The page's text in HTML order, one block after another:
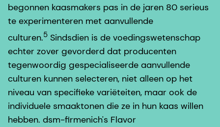
begonnen kaasmakers pas in de jaren 80 serieus
te experimenteren met aanvullende
culturen.5 Sindsdien is de voedingswetenschap
echter zover gevorderd dat producenten
tegenwoordig gespecialiseerde aanvullende
culturen kunnen selecteren, niet alleen op het
niveau van specifieke variëteiten, maar ook de
individuele smaaktonen die ze in hun kaas willen
hebben. dsm-firmenich's Flavor